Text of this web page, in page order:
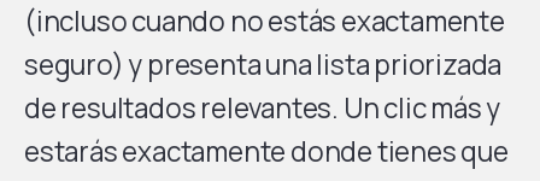
(incluso cuando no estás exactamente
seguro) y presenta una lista priorizada
de resultados relevantes. Un clic más y
estarás exactamente donde tienes que